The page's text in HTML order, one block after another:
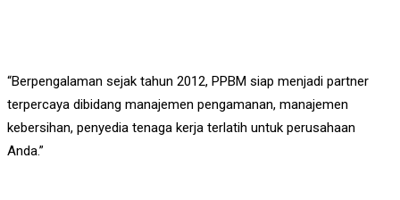
“Berpengalaman sejak tahun 2012, PPBM siap menjadi partner
terpercaya dibidang manajemen pengamanan, manajemen
kebersihan, penyedia tenaga kerja terlatih untuk perusahaan
Anda.”